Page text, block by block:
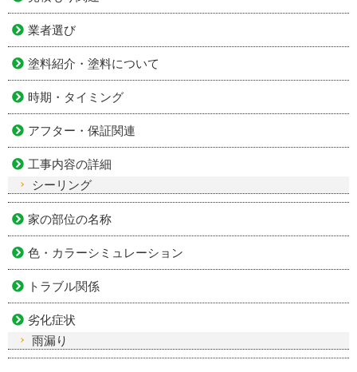
業者選び
塗料紹介・塗料について
時期・タイミング
アフター・保証関連
工事内容の詳細
シーリング
家の部位の名称
色・カラーシミュレーション
トラブル関係
劣化症状
雨漏り